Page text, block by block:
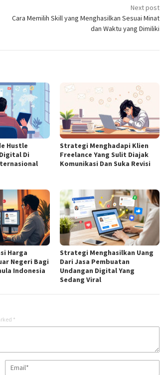
Next post
Cara Memilih Skill yang Menghasilkan Sesuai Minat
dan Waktu yang Dimiliki
Hustle
Di
Strategi Menghadapi Klien
Freelance Yang Sulit Diajak
Komunikasi Dan Suka Revisi
Harga
Negeri Bagi
Indonesia
Strategi Menghasilkan Uang
Dari Jasa Pembuatan
Undangan Digital Yang
Sedang Viral
*